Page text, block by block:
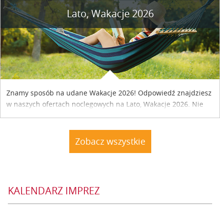
Lato, Wakacje 2026
Znamy sposób na udane Wakacje 2026! Odpowiedź znajdziesz
w naszych ofertach noclegowych na Lato, Wakacje 2026. Nie
zwlekaj atrakcyjne noclegi czekają...
Zobacz wszystkie
KALENDARZ IMPREZ